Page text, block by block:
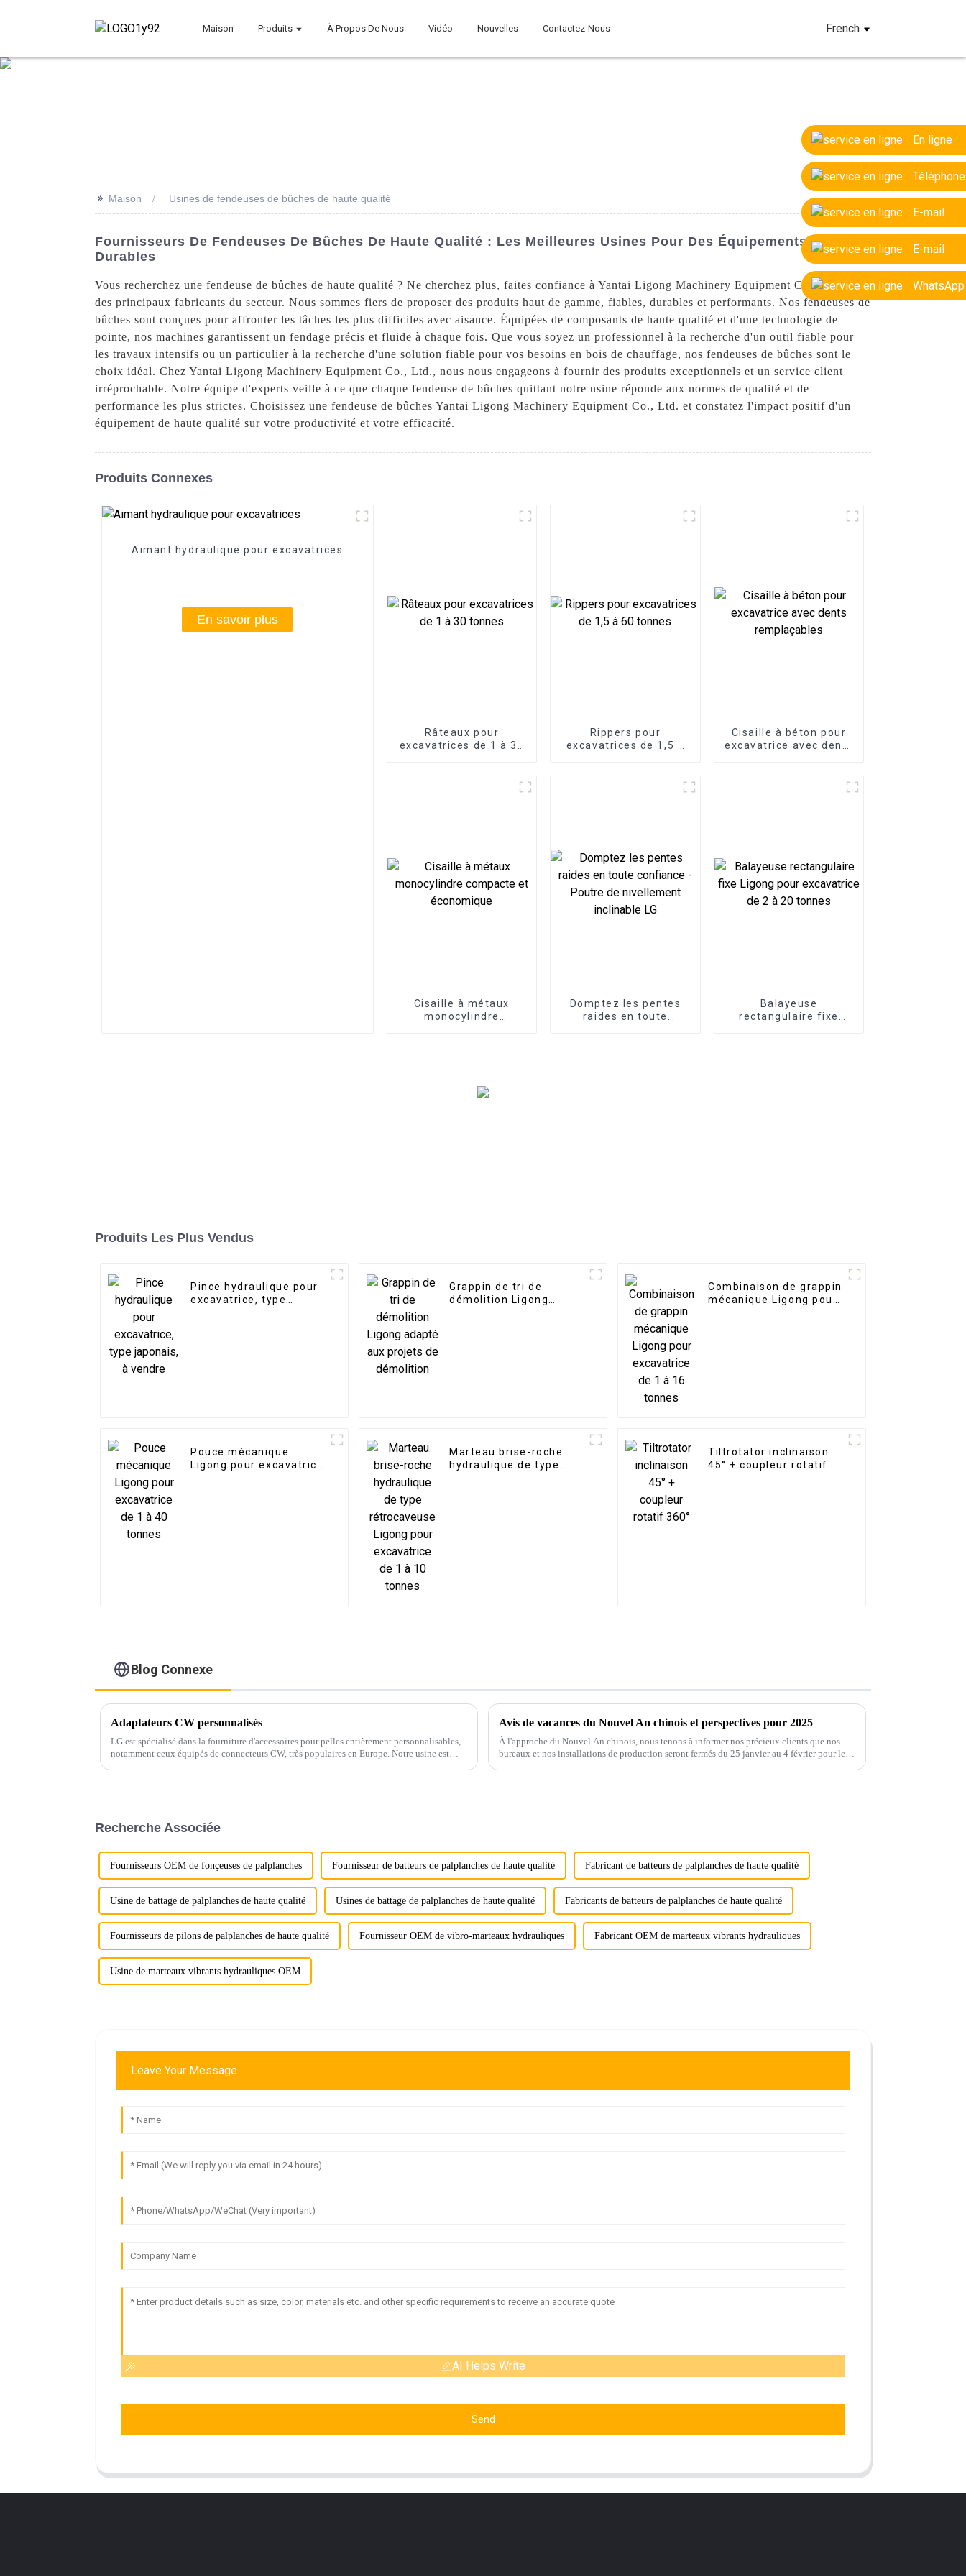
Maison Produits À Propos De Nous Vidéo Nouvelles Contactez-Nous French
En ligne
Téléphone
E-mail
E-mail
WhatsApp
>> Maison Usines de fendeuses de bûches de haute qualité
Fournisseurs De Fendeuses De Bûches De Haute Qualité : Les Meilleures Usines Pour Des Équipements
Durables
Vous recherchez une fendeuse de bûches de haute qualité ? Ne cherchez plus, faites confiance à Yantai Ligong Machinery Equipment Co., Ltd., l'un
des principaux fabricants du secteur. Nous sommes fiers de proposer des produits haut de gamme, fiables, durables et performants. Nos fendeuses de
bûches sont conçues pour affronter les tâches les plus difficiles avec aisance. Équipées de composants de haute qualité et d'une technologie de
pointe, nos machines garantissent un fendage précis et fluide à chaque fois. Que vous soyez un professionnel à la recherche d'un outil fiable pour
les travaux intensifs ou un particulier à la recherche d'une solution fiable pour vos besoins en bois de chauffage, nos fendeuses de bûches sont le
choix idéal. Chez Yantai Ligong Machinery Equipment Co., Ltd., nous nous engageons à fournir des produits exceptionnels et un service client
irréprochable. Notre équipe d'experts veille à ce que chaque fendeuse de bûches quittant notre usine réponde aux normes de qualité et de
performance les plus strictes. Choisissez une fendeuse de bûches Yantai Ligong Machinery Equipment Co., Ltd. et constatez l'impact positif d'un
équipement de haute qualité sur votre productivité et votre efficacité.
Produits Connexes
Aimant hydraulique pour excavatrices
En savoir plus
Râteaux pour
excavatrices de 1 à 30
Rippers pour
excavatrices de 1,5 à
Cisaille à béton pour
excavatrice avec dents
Cisaille à métaux
monocylindre
Domptez les pentes
raides en toute
Balayeuse
rectangulaire fixe
Produits Les Plus Vendus
Pince hydraulique pour
excavatrice, type
Grappin de tri de
démolition Ligong
Combinaison de grappin
mécanique Ligong pour
Pouce mécanique
Ligong pour excavatrice
Marteau brise-roche
hydraulique de type
Tiltrotator inclinaison
45° + coupleur rotatif
Blog Connexe
Adaptateurs CW personnalisés
LG est spécialisé dans la fourniture d'accessoires pour pelles entièrement personnalisables,
notamment ceux équipés de connecteurs CW, très populaires en Europe. Notre usine est
Avis de vacances du Nouvel An chinois et perspectives pour 2025
À l'approche du Nouvel An chinois, nous tenons à informer nos précieux clients que nos
bureaux et nos installations de production seront fermés du 25 janvier au 4 février pour les
Recherche Associée
Fournisseurs OEM de fonçeuses de palplanches Fournisseur de batteurs de palplanches de haute qualité Fabricant de batteurs de palplanches de haute qualité
Usine de battage de palplanches de haute qualité Usines de battage de palplanches de haute qualité Fabricants de batteurs de palplanches de haute qualité
Fournisseurs de pilons de palplanches de haute qualité Fournisseur OEM de vibro-marteaux hydrauliques Fabricant OEM de marteaux vibrants hydrauliques
Usine de marteaux vibrants hydrauliques OEM
Leave Your Message
AI Helps Write
Send